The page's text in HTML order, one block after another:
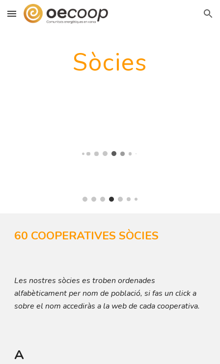
Skip to main content Skip to navigation
Sòcies
60 COOPERATIVES SÒCIES
Les nostres sòcies es troben ordenades
alfabèticament pernom de població, si fas un click a
sobre el nom accediràs a la web de cada cooperativa.
A